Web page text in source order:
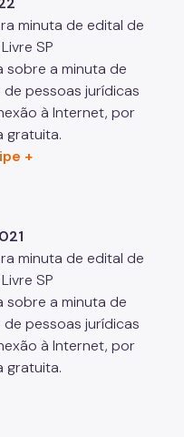
minuta de edital de
SP
sobre a minuta de
pessoas jurídicas
à Internet, por
gratuita.
+
minuta de edital de
SP
sobre a minuta de
pessoas jurídicas
à Internet, por
gratuita.